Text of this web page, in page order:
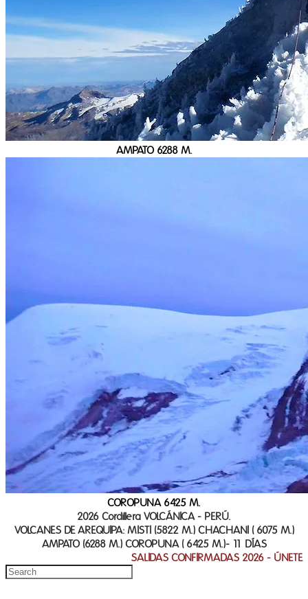
AMPATO 6288 M.
COROPUNA 6425 M.
2026 Cordillera VOLCÁNICA - PERÚ.
VOLCANES DE AREQUIPA: MISTI (5822 M.) CHACHANI ( 6075 M.)
AMPATO (6288 M.) COROPUNA ( 6425 M.)- 11 DÍAS
SALIDAS CONFIRMADAS 2026 - ÚNETE